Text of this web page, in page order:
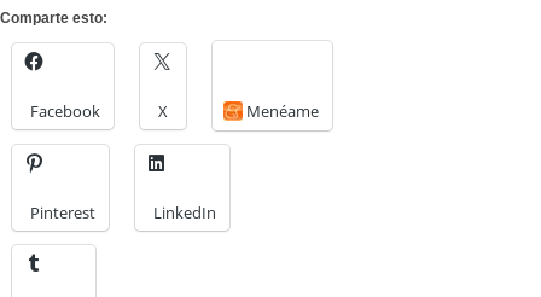
Comparte esto:
Facebook X Menéame
Pinterest LinkedIn